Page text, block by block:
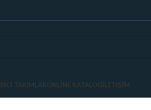
TAKIMLARONLINE KATALOGİLETIŞIM